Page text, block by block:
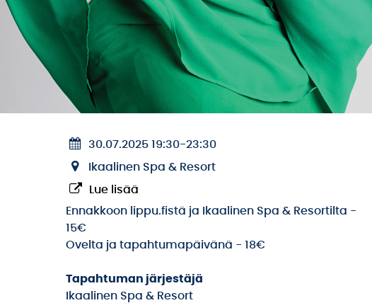
30.07.2025 19:30-23:30
Ikaalinen Spa & Resort
Lue lisää
Ennakkoon lippu.fistä ja Ikaalinen Spa & Resortilta -
15€
Ovelta ja tapahtumapäivänä - 18€
Tapahtuman järjestäjä
Ikaalinen Spa & Resort